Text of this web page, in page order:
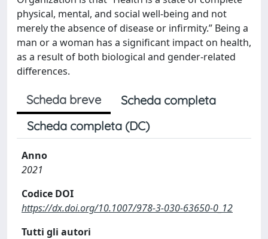
physical, mental, and social well-being and not
merely the absence of disease or infirmity.” Being a
man or a woman has a significant impact on health,
as a result of both biological and gender-related
differences.
Scheda breve
Scheda completa
Scheda completa (DC)
Anno
2021
Codice DOI
https://dx.doi.org/10.1007/978-3-030-63650-0_12
Tutti gli autori